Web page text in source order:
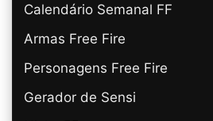
Calendário Semanal FF
Armas Free Fire
Personagens Free Fire
Gerador de Sensi